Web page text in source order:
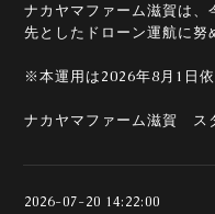
ナカヤマファーム滋賀は
先としたドローン運航に努
※本運用は2026年8月1日依
ナカヤマファーム滋賀 ス
2026-07-20 14:22:00